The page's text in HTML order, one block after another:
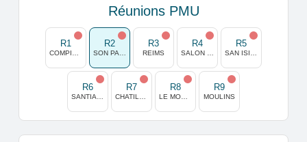
Réunions PMU
R1 R2 R3
REIMS
R4 R5
R6 R7 R8 R9
MOULINS